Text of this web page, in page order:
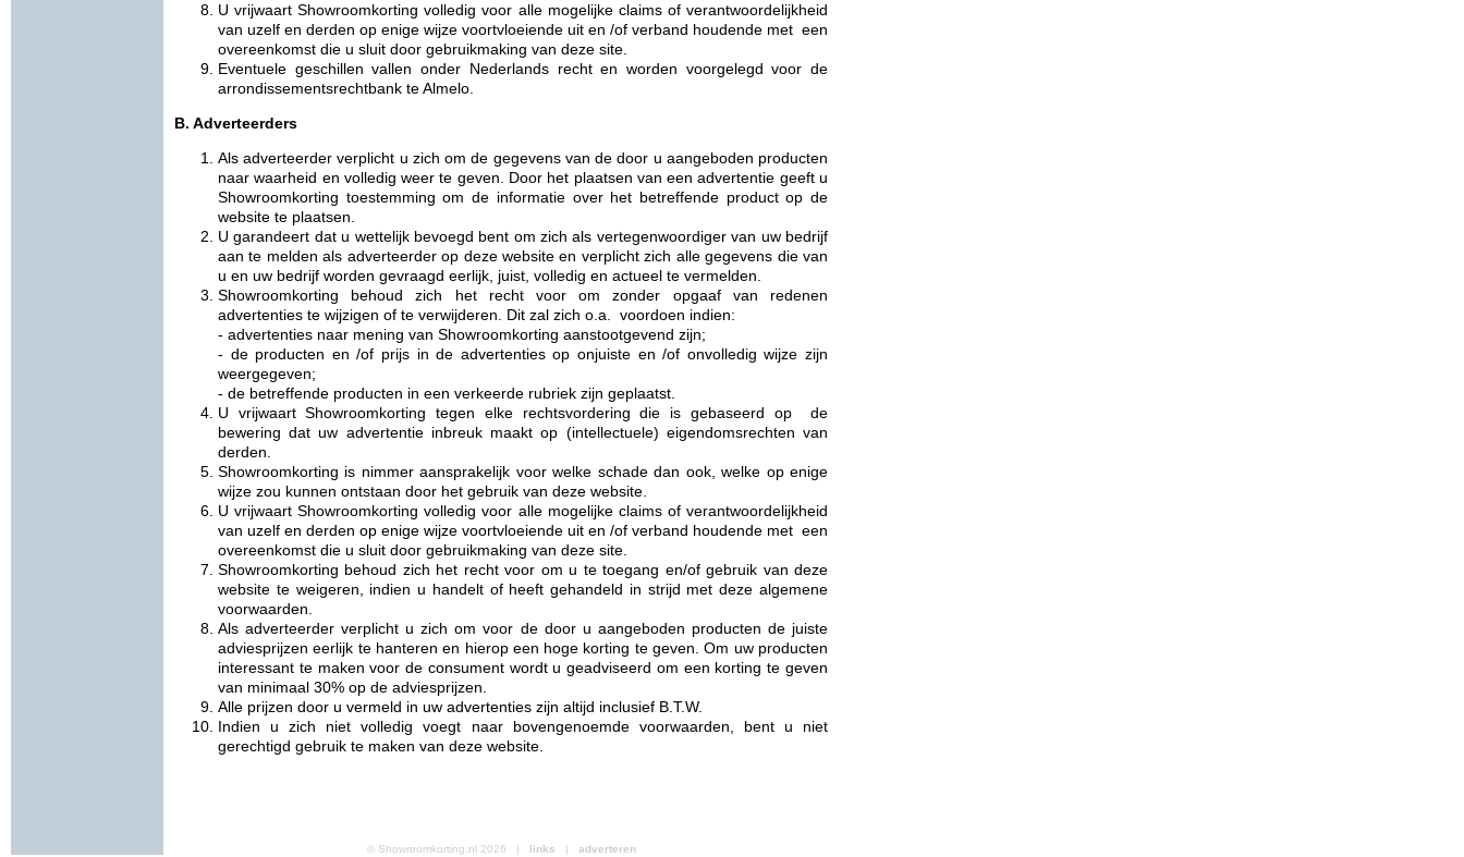
U vrijwaart Showroomkorting volledig voor alle mogelijke claims of verantwoordelijkheid
van uzelf en derden op enige wijze voortvloeiende uit en /of verband houdende met een
overeenkomst die u sluit door gebruikmaking van deze site.
Eventuele geschillen vallen onder Nederlands recht en worden voorgelegd voor de
arrondissementsrechtbank te Almelo.
B. Adverteerders
Als adverteerder verplicht u zich om de gegevens van de door u aangeboden producten
naar waarheid en volledig weer te geven. Door het plaatsen van een advertentie geeft u
Showroomkorting toestemming om de informatie over het betreffende product op de
website te plaatsen.
U garandeert dat u wettelijk bevoegd bent om zich als vertegenwoordiger van uw bedrijf
aan te melden als adverteerder op deze website en verplicht zich alle gegevens die van
u en uw bedrijf worden gevraagd eerlijk, juist, volledig en actueel te vermelden.
Showroomkorting behoud zich het recht voor om zonder opgaaf van redenen
advertenties te wijzigen of te verwijderen. Dit zal zich o.a. voordoen indien:
- advertenties naar mening van Showroomkorting aanstootgevend zijn;
- de producten en /of prijs in de advertenties op onjuiste en /of onvolledig wijze zijn
weergegeven;
- de betreffende producten in een verkeerde rubriek zijn geplaatst.
U vrijwaart Showroomkorting tegen elke rechtsvordering die is gebaseerd op de
bewering dat uw advertentie inbreuk maakt op (intellectuele) eigendomsrechten van
derden.
Showroomkorting is nimmer aansprakelijk voor welke schade dan ook, welke op enige
wijze zou kunnen ontstaan door het gebruik van deze website.
U vrijwaart Showroomkorting volledig voor alle mogelijke claims of verantwoordelijkheid
van uzelf en derden op enige wijze voortvloeiende uit en /of verband houdende met een
overeenkomst die u sluit door gebruikmaking van deze site.
Showroomkorting behoud zich het recht voor om u te toegang en/of gebruik van deze
website te weigeren, indien u handelt of heeft gehandeld in strijd met deze algemene
voorwaarden.
Als adverteerder verplicht u zich om voor de door u aangeboden producten de juiste
adviesprijzen eerlijk te hanteren en hierop een hoge korting te geven. Om uw producten
interessant te maken voor de consument wordt u geadviseerd om een korting te geven
van minimaal 30% op de adviesprijzen.
Alle prijzen door u vermeld in uw advertenties zijn altijd inclusief B.T.W.
Indien u zich niet volledig voegt naar bovengenoemde voorwaarden, bent u niet
gerechtigd gebruik te maken van deze website.
© Showroomkorting.nl 2026 | links | adverteren